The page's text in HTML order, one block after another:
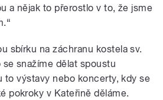
a nějak to přerostlo v to, že jsme
sbírku na záchranu kostela sv.
snažíme dělat spoustu
to výstavy nebo koncerty, kdy se
pokroky v Kateřině děláme.